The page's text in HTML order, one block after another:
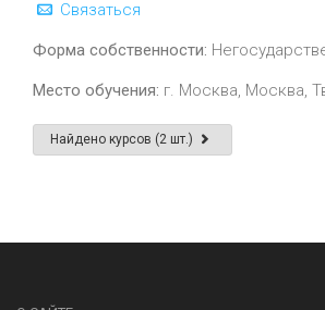
Связаться
Форма собственности:
Место обучения: г. Москва, Москва,
Найдено курсов (2 шт.)